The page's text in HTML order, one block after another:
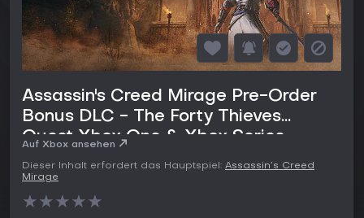
Assassin's Creed Mirage Pre-Order
Bonus DLC - The Forty Thieves
Quest Xbox One & Xbox Series
kaufen
Auf Xbox ansehen
Dieser Inhalt erfordert das Hauptspiel: Assassin’s Creed
Mirage
★★★★★